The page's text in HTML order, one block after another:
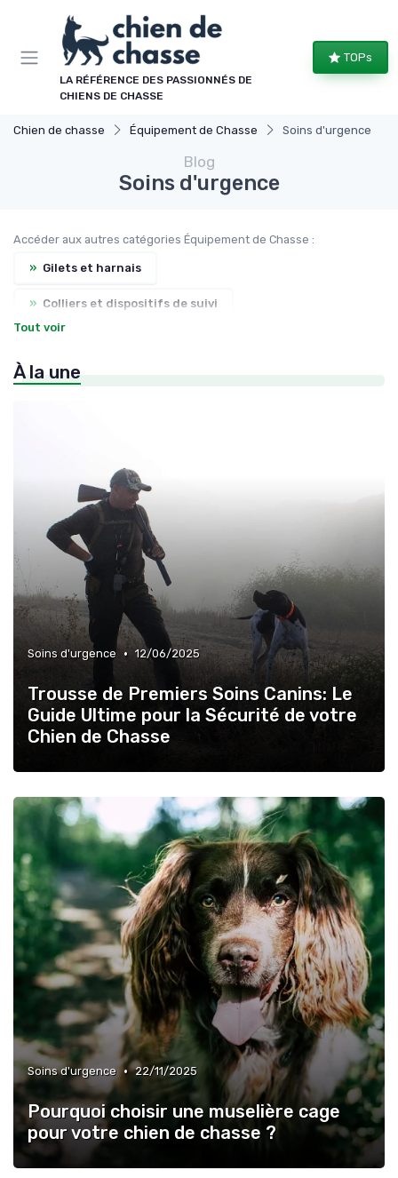
LA RÉFÉRENCE DES PASSIONNÉS DE
CHIENS DE CHASSE
TOPs
Chien de chasse Équipement de Chasse Soins d'urgence
Blog
Soins d'urgence
Accéder aux autres catégories Équipement de Chasse :
» Gilets et harnais
» Colliers et dispositifs de suivi
» Nourriture et eau en déplacement
Tout voir
À la une
Soins d'urgence • 12/06/2025
Trousse de Premiers Soins Canins: Le
Guide Ultime pour la Sécurité de votre
Chien de Chasse
Soins d'urgence • 22/11/2025
Pourquoi choisir une muselière cage
pour votre chien de chasse ?
Panneau de gestion des cookies